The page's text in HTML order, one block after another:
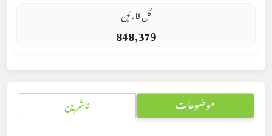
کل قارئین
848,379
موضوعات ناشرین